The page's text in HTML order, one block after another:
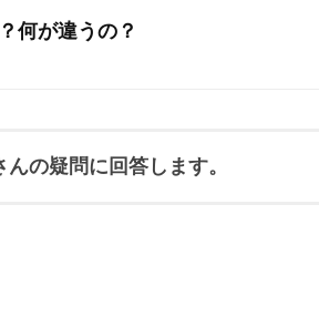
何が違うの？
の疑問に回答します。